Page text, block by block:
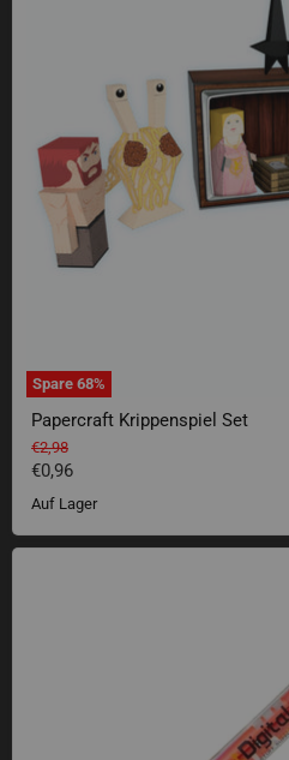
Spare 68%
Papercraft Krippenspiel Set
Ursprünglicher Preis
€2,98
Aktueller Preis
€0,96
Auf Lager